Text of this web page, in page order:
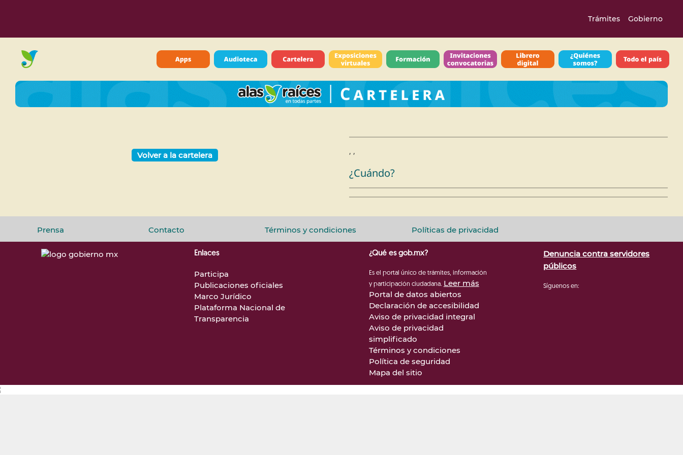
Trámites Gobierno
Volver a la cartelera , ,
¿Cuándo?
Prensa Contacto Términos y condiciones Políticas de privacidad
Enlaces
Participa
Publicaciones oficiales
Marco Jurídico
Plataforma Nacional de
Transparencia
¿Qué es gob.mx?
Es el portal único de trámites, información
y participación ciudadana. Leer más
Portal de datos abiertos
Declaración de accesibilidad
Aviso de privacidad integral
Aviso de privacidad
simplificado
Términos y condiciones
Política de seguridad
Mapa del sitio
Denuncia contra servidores
públicos
Síguenos en: